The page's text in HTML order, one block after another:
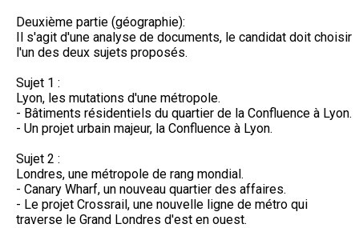
Deuxième partie (géographie):
Il s'agit d'une analyse de documents, le candidat doit choisir
l'un des deux sujets proposés.
Sujet 1 :
Lyon, les mutations d'une métropole.
- Bâtiments résidentiels du quartier de la Confluence à Lyon.
- Un projet urbain majeur, la Confluence à Lyon.
Sujet 2 :
Londres, une métropole de rang mondial.
- Canary Wharf, un nouveau quartier des affaires.
- Le projet Crossrail, une nouvelle ligne de métro qui
traverse le Grand Londres d'est en ouest.